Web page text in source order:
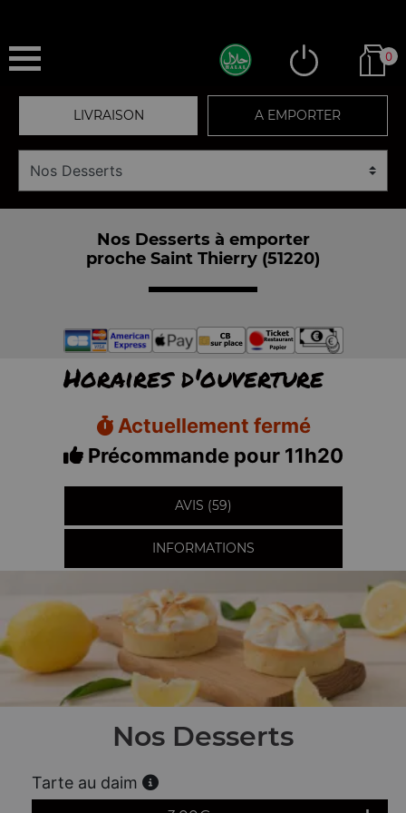
0
LIVRAISON A EMPORTER
Nos Desserts à emporter
proche Saint Thierry (51220)
Horaires d'ouverture
Actuellement fermé
Précommande pour 11h20
AVIS (59)
INFORMATIONS
Nos Desserts
Tarte au daim